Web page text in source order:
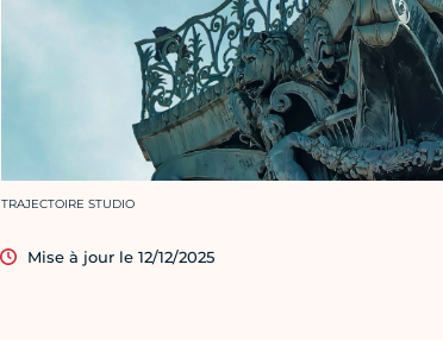
Crédit photo :
TRAJECTOIRE STUDIO
Mise à jour le 12/12/2025